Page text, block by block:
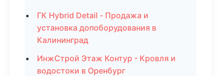
ГК Hybrid Detail - Продажа и
установка допоборудования в
Калининград
ИнжСтрой Этаж Контур - Кровля и
водостоки в Оренбург